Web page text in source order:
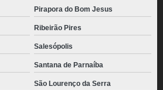
Pirapora do Bom Jesus
Ribeirão Pires
Salesópolis
Santana de Parnaíba
São Lourenço da Serra